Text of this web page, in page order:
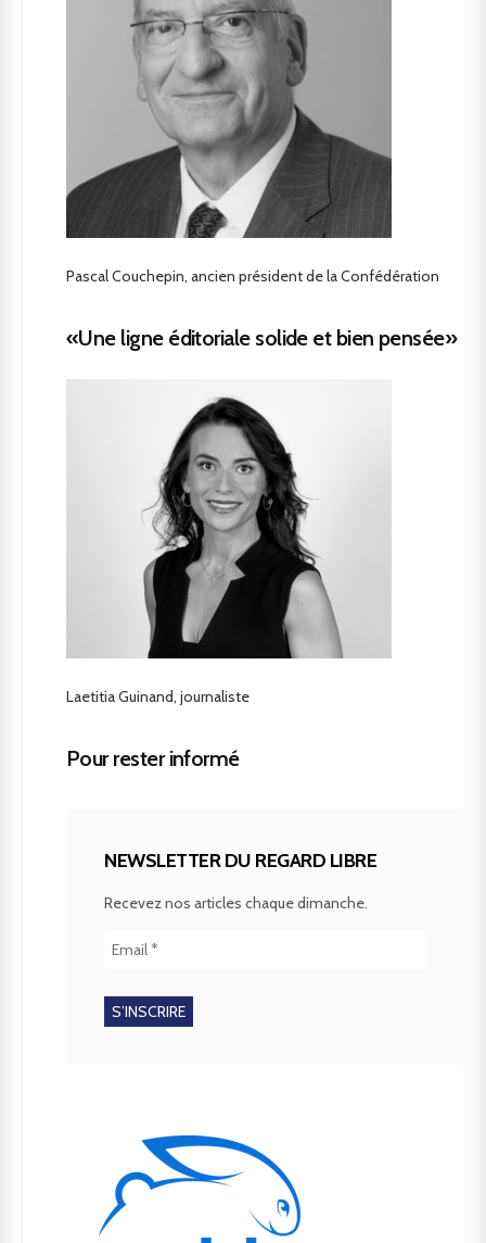
Pascal Couchepin, ancien président de la Confédération
«Une ligne éditoriale solide et bien pensée»
Laetitia Guinand, journaliste
Pour rester informé
NEWSLETTER DU REGARD LIBRE
Recevez nos articles chaque dimanche.